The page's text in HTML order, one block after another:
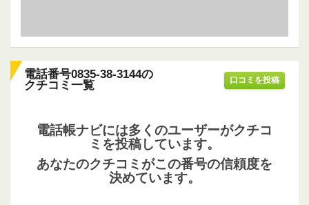
電話番号0835-38-3144の
クチコミ一覧
口コミを投稿
電話帳ナビには多くのユーザーがクチコ
ミを投稿しています。
あなたのクチコミがこの番号の信頼度を
決めています。